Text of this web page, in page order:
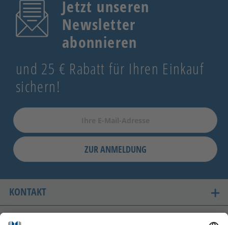
Jetzt unseren
Newsletter
abonnieren
und 25 € Rabatt für Ihren Einkauf
sichern!
ZUR ANMELDUNG
KONTAKT
UNSERE LIEFERLÄNDER